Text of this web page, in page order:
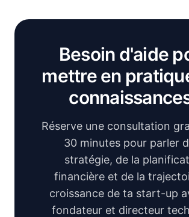
Besoin d'aide
mettre en
Réserve une consultation
30 minutes pour parler
stratégie, de la
financière et de la
croissance de ta start-up
fondateur et directeur